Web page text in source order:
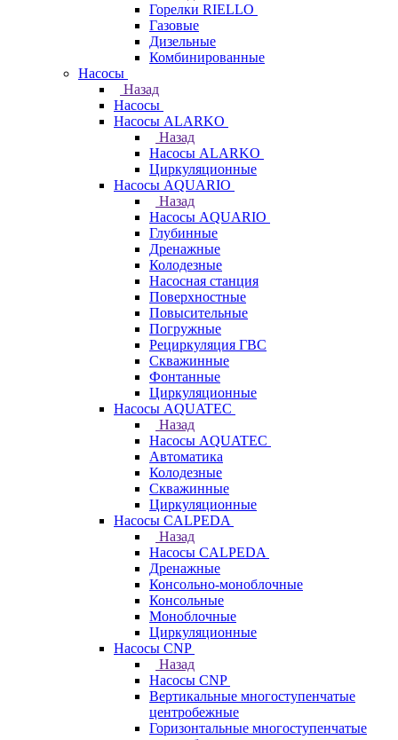
Горелки RIELLO
Газовые
Дизельные
Комбинированные
Насосы
Назад
Насосы
Насосы ALARKO
Назад
Насосы ALARKO
Циркуляционные
Насосы AQUARIO
Назад
Насосы AQUARIO
Глубинные
Дренажные
Колодезные
Насосная станция
Поверхностные
Повысительные
Погружные
Рециркуляция ГВС
Скважинные
Фонтанные
Циркуляционные
Насосы AQUATEC
Назад
Насосы AQUATEC
Автоматика
Колодезные
Скважинные
Циркуляционные
Насосы CALPEDA
Назад
Насосы CALPEDA
Дренажные
Консольно-моноблочные
Консольные
Моноблочные
Циркуляционные
Насосы CNP
Назад
Насосы CNP
Вертикальные многоступенчатые
центробежные
Горизонтальные многоступенчатые